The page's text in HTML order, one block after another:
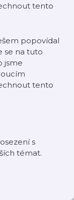
tento
popovídal
se na tuto
jsme
tento
s
témat.